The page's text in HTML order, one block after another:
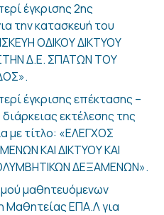
έγκρισης 2ης
την κατασκευή του
ΟΔΙΚΟΥ ΔΙΚΤΥΟΥ
Δ.Ε. ΣΠΑΤΩΝ ΤΟΥ
έγκρισης επέκτασης –
εκτέλεσης της
με τίτλο: «ΕΛΕΓΧΟΣ
ΚΑΙ ΔΙΚΤΥΟΥ ΚΑΙ
ΔΕΞΑΜΕΝΩΝ».
μαθητευόμενων
Μαθητείας ΕΠΑ.Λ για